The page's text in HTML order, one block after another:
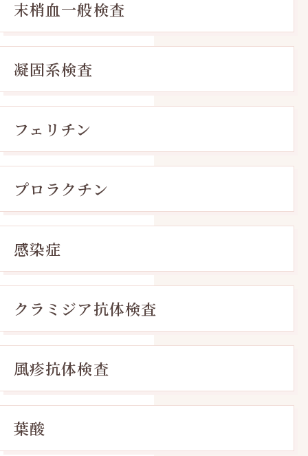
末梢血一般検査
凝固系検査
フェリチン
プロラクチン
感染症
クラミジア抗体検査
風疹抗体検査
葉酸